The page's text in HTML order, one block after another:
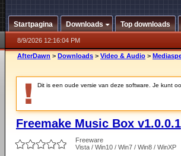
Startpagina Downloads Top downloads
8/9/2026 12:16:04 PM
AfterDawn > Downloads > Video & Audio >
Dit is een oude versie van deze software. Je kunt
Freemake Music Box v1.0.0.1
Freeware
Vista / Win10 / Win7 / Win8 / WinXP